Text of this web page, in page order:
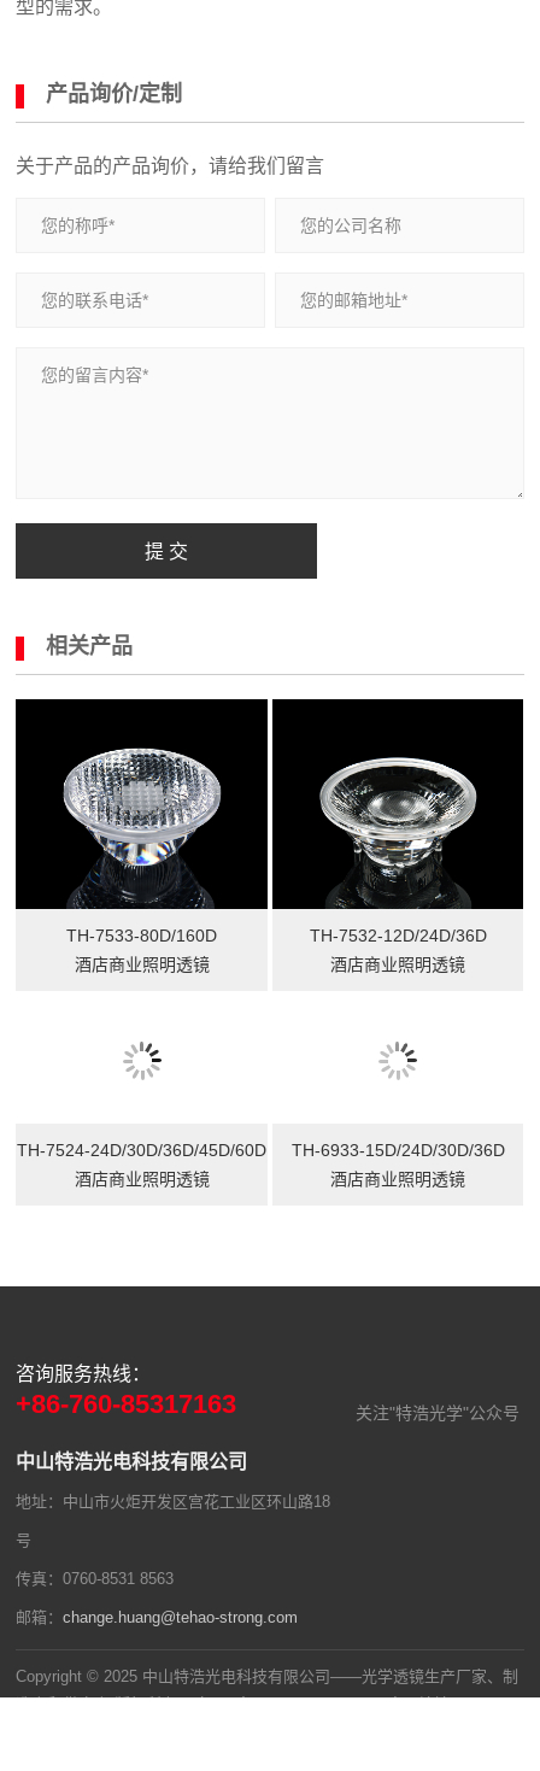
型的需求。
产品询价/定制
关于产品的产品询价，请给我们留言
提 交
相关产品
TH-7533-80D/160D
酒店商业照明透镜
TH-7532-12D/24D/36D
酒店商业照明透镜
TH-7524-24D/30D/36D/45D/60D
酒店商业照明透镜
TH-6933-15D/24D/30D/36D
酒店商业照明透镜
咨询服务热线：
+86-760-85317163
中山特浩光电科技有限公司
地址：中山市火炬开发区宫花工业区环山路18
号
传真：0760-8531 8563
邮箱：change.huang@tehao-strong.com
关注"特浩光学"公众号
Copyright © 2025 中山特浩光电科技有限公司——光学透镜生产厂家、制